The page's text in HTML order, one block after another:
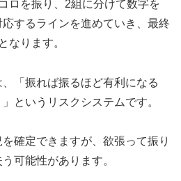
ロを振り、2組に分けて数字を
するラインを進めていき、最終
なります。
「振れば振るほど有利になる
というリスクシステムです。
確定できますが、欲張って振り
可能性があります。